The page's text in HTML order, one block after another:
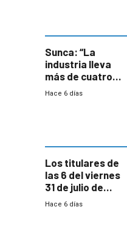
Sunca: “La
industria lleva
más de cuatro
meses sin
Hace 6 días
Los titulares de
las 6 del viernes
31 de julio de
2026
Hace 6 días